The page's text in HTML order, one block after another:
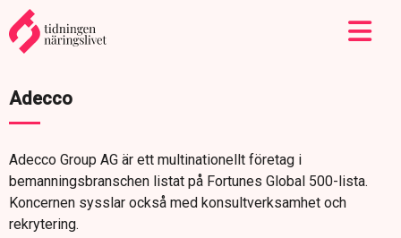
Adecco
Adecco Group AG är ett multinationellt företag i
bemanningsbranschen listat på Fortunes Global 500-lista.
Koncernen sysslar också med konsultverksamhet och
rekrytering.